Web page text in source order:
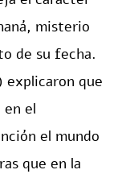
misterio
de su fecha.
explicaron que
en el
el mundo
que en la